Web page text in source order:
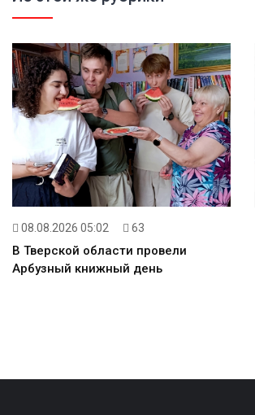
08.08.2026 05:02 63
В Тверской области провели
Арбузный книжный день